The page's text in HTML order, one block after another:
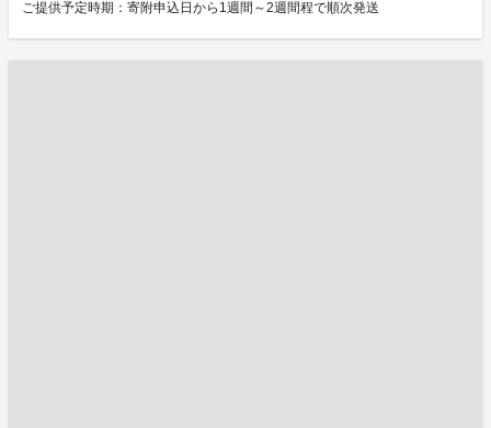
ご提供予定時期：寄附申込日から1週間～2週間程で順次発送